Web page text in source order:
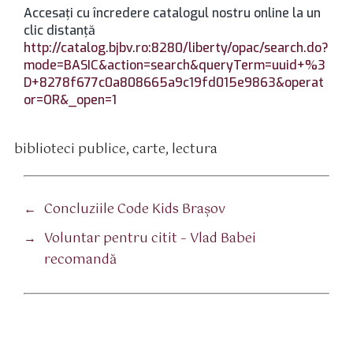
Accesaţi cu încredere catalogul nostru online la un
clic distanţă
http://catalog.bjbv.ro:8280/liberty/opac/search.do?
mode=BASIC&action=search&queryTerm=uuid+%3
D+8278f677c0a808665a9c19fd015e9863&operat
or=OR&_open=1
biblioteci publice,carte, lectura
← Concluziile Code Kids Brașov
→ Voluntar pentru citit – Vlad Babei
recomandă